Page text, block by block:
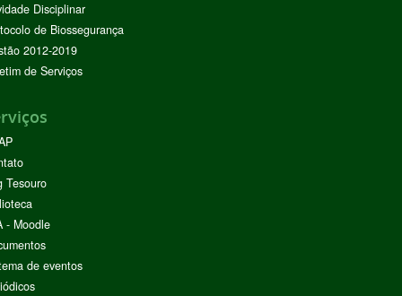
Disciplinar
de Biossegurança
2012-2019
de Serviços
Tesouro
- Moodle
de eventos